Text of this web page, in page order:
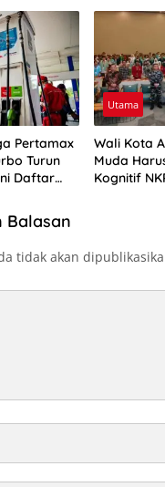
Pertamax
Turun
Daftar
Utama
Wali Kota
Muda
Kognitif
Balasan
tidak akan